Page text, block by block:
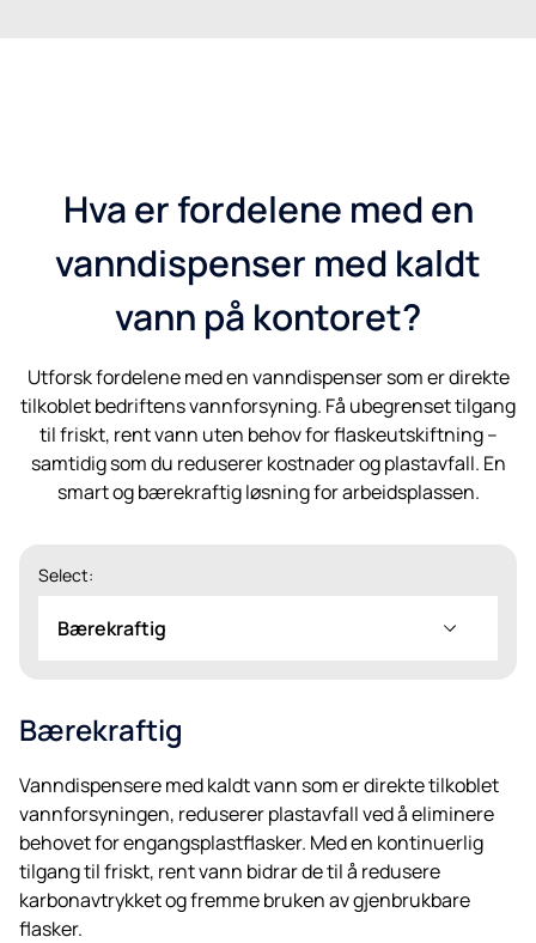
Hva er fordelene med en
vanndispenser med kaldt
vann på kontoret?
Utforsk fordelene med en vanndispenser som er direkte
tilkoblet bedriftens vannforsyning. Få ubegrenset tilgang
til friskt, rent vann uten behov for flaskeutskiftning –
samtidig som du reduserer kostnader og plastavfall. En
smart og bærekraftig løsning for arbeidsplassen.
Select:
Bærekraftig
Bærekraftig
Vanndispensere med kaldt vann som er direkte tilkoblet
vannforsyningen, reduserer plastavfall ved å eliminere
behovet for engangsplastflasker. Med en kontinuerlig
tilgang til friskt, rent vann bidrar de til å redusere
karbonavtrykket og fremme bruken av gjenbrukbare
flasker.